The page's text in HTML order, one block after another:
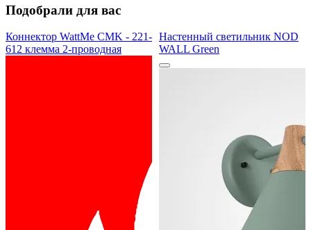
Подобрали для вас
Коннектор WattMe CMK - 221-
612 клемма 2-проводная
Настенный светильник NOD
WALL Green